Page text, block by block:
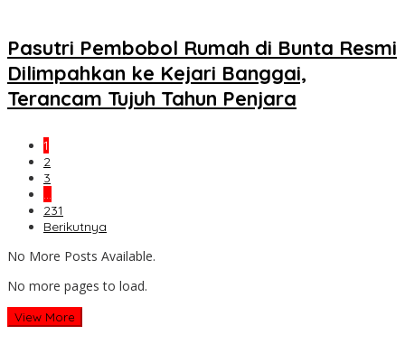
Pasutri Pembobol Rumah di Bunta Resmi
Dilimpahkan ke Kejari Banggai,
Terancam Tujuh Tahun Penjara
1
2
3
…
231
Berikutnya
No More Posts Available.
No more pages to load.
View More